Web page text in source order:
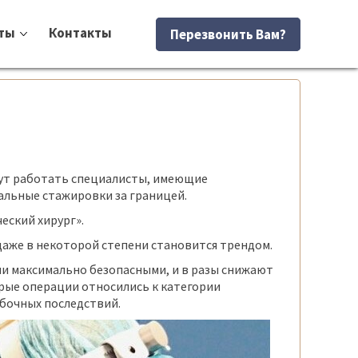
Перезвонить Вам?
Контакты
работать специалисты, имеющие
стажировки за границей.
хирург».
в некоторой степени становится трендом.
максимально безопасными, и в разы снижают
операции относились к категории
последствий.